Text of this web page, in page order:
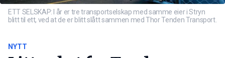
ETT SELSKAP: I år er tre transportselskap med samme eier i Stryn
blitt til ett, ved at de er blitt slått sammen med Thor Tenden Transport.
NYTT